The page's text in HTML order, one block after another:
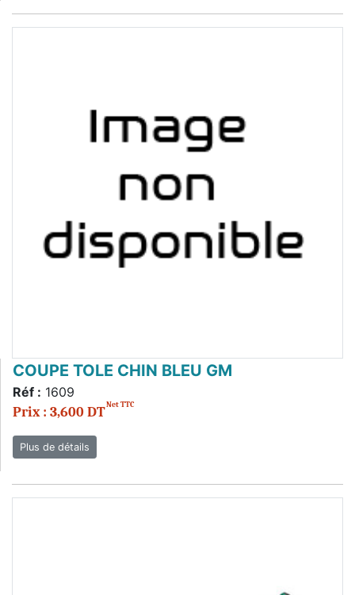
COUPE TOLE CHIN BLEU GM
Réf : 1609
Prix : 3,600 DTNet TTC
Plus de détails